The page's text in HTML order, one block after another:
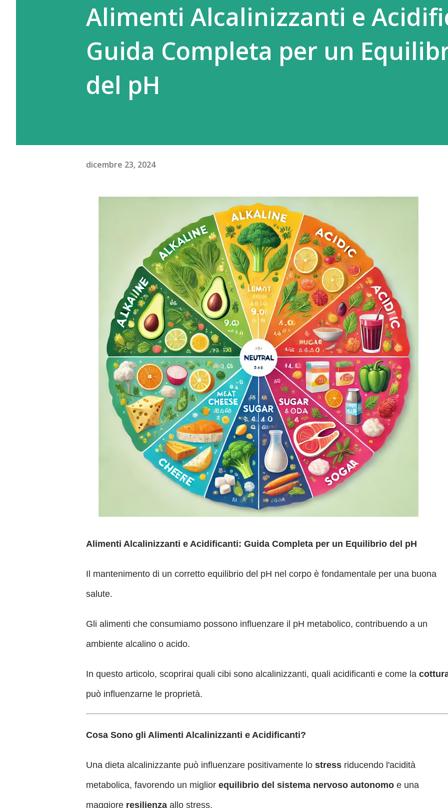
Alimenti Alcalinizzanti e
Guida Completa per un
del pH
dicembre 23, 2024
Alimenti Alcalinizzanti e Acidificanti: Guida Completa per un Equilibrio del pH
Il mantenimento di un corretto equilibrio del pH nel corpo è fondamentale per una buona
salute.
Gli alimenti che consumiamo possono influenzare il pH metabolico, contribuendo a un
ambiente alcalino o acido.
In questo articolo, scoprirai quali cibi sono alcalinizzanti, quali acidificanti e come la
può influenzarne le proprietà.
Cosa Sono gli Alimenti Alcalinizzanti e Acidificanti?
Una dieta alcalinizzante può influenzare positivamente lo stress riducendo l'acidità
metabolica, favorendo un miglior equilibrio del sistema nervoso autonomo e una
maggiore resilienza allo stress.